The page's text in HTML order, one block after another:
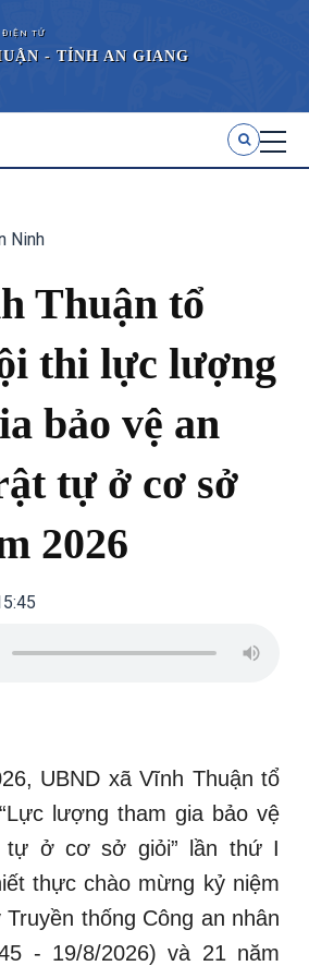
ĐIỆN TỬ
- TỈNH AN GIANG
Ninh
Thuận tổ
thi lực lượng
bảo vệ an
tự ở cơ sở
2026
UBND xã Vĩnh Thuận tổ
lượng tham gia bảo vệ
tự ở cơ sở giỏi” lần thứ I
thực chào mừng kỷ niệm
Truyền thống Công an nhân
- 19/8/2026) và 21 năm